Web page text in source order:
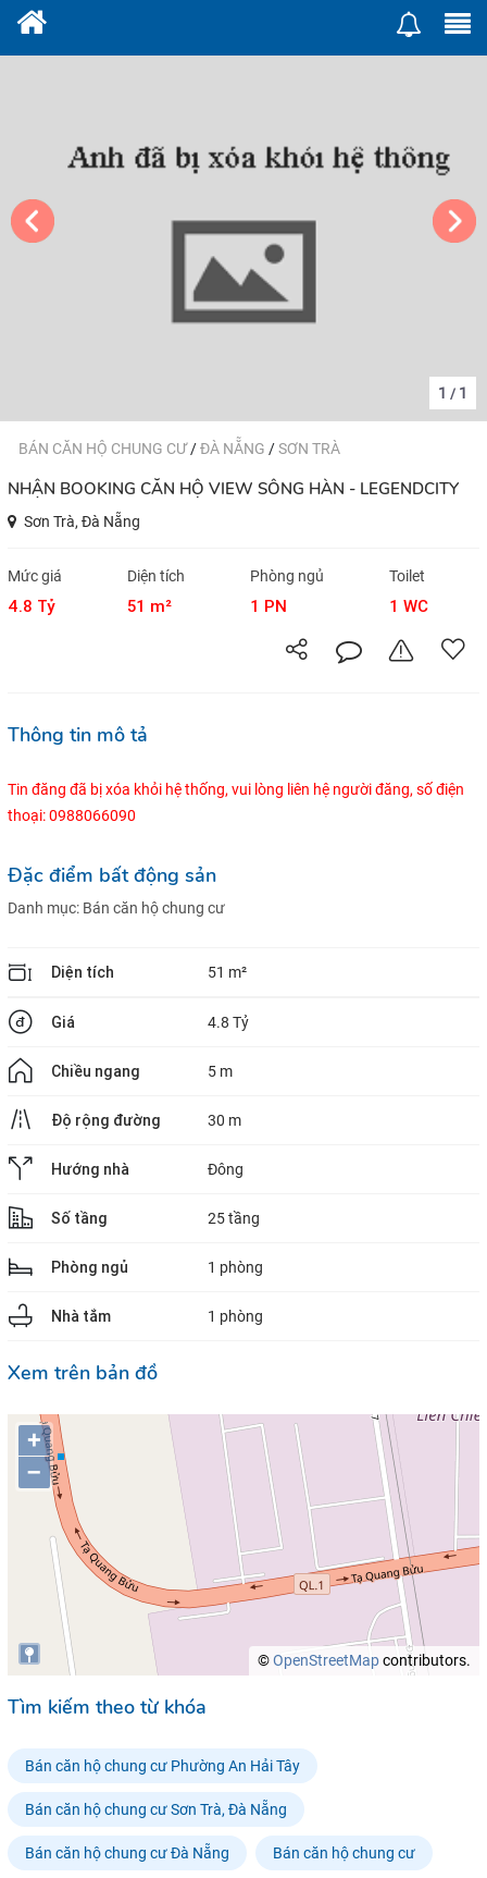
1 / 1
BÁN CĂN HỘ CHUNG CƯ/ĐÀ NẴNG /SƠN TRÀ
NHẬN BOOKING CĂN HỘ VIEW SÔNG HÀN - LEGENDCITY
Sơn Trà, Đà Nẵng
Mức giá
4.8 Tỷ
Diện tích
51 m²
Phòng ngủ
1 PN
Toilet
1 WC
Thông tin mô tả
Tin đăng đã bị xóa khỏi hệ thống, vui lòng liên hệ người đăng, số điện
thoại: 0988066090
Đặc điểm bất động sản
Danh mục: Bán căn hộ chung cư
Diện tích 51 m²
Giá 4.8 Tỷ
Chiều ngang 5 m
Độ rộng đường 30 m
Hướng nhà Đông
Số tầng 25 tầng
Phòng ngủ 1 phòng
Nhà tắm 1 phòng
Xem trên bản đồ
+
–
©OpenStreetMapcontributors.
Tìm kiếm theo từ khóa
Bán căn hộ chung cư Phường An Hải Tây
Bán căn hộ chung cư Sơn Trà, Đà Nẵng
Bán căn hộ chung cư Đà Nẵng Bán căn hộ chung cư